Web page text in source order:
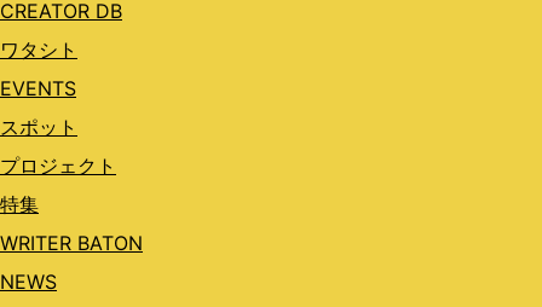
CREATOR DB
ワタシト
EVENTS
スポット
プロジェクト
特集
WRITER BATON
NEWS